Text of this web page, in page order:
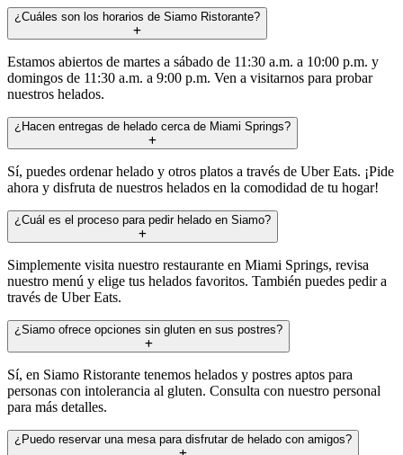
¿Cuáles son los horarios de Siamo Ristorante?
Estamos abiertos de martes a sábado de 11:30 a.m. a 10:00 p.m. y
domingos de 11:30 a.m. a 9:00 p.m. Ven a visitarnos para probar
nuestros helados.
¿Hacen entregas de helado cerca de Miami Springs?
Sí, puedes ordenar helado y otros platos a través de Uber Eats. ¡Pide
ahora y disfruta de nuestros helados en la comodidad de tu hogar!
¿Cuál es el proceso para pedir helado en Siamo?
Simplemente visita nuestro restaurante en Miami Springs, revisa
nuestro menú y elige tus helados favoritos. También puedes pedir a
través de Uber Eats.
¿Siamo ofrece opciones sin gluten en sus postres?
Sí, en Siamo Ristorante tenemos helados y postres aptos para
personas con intolerancia al gluten. Consulta con nuestro personal
para más detalles.
¿Puedo reservar una mesa para disfrutar de helado con amigos?